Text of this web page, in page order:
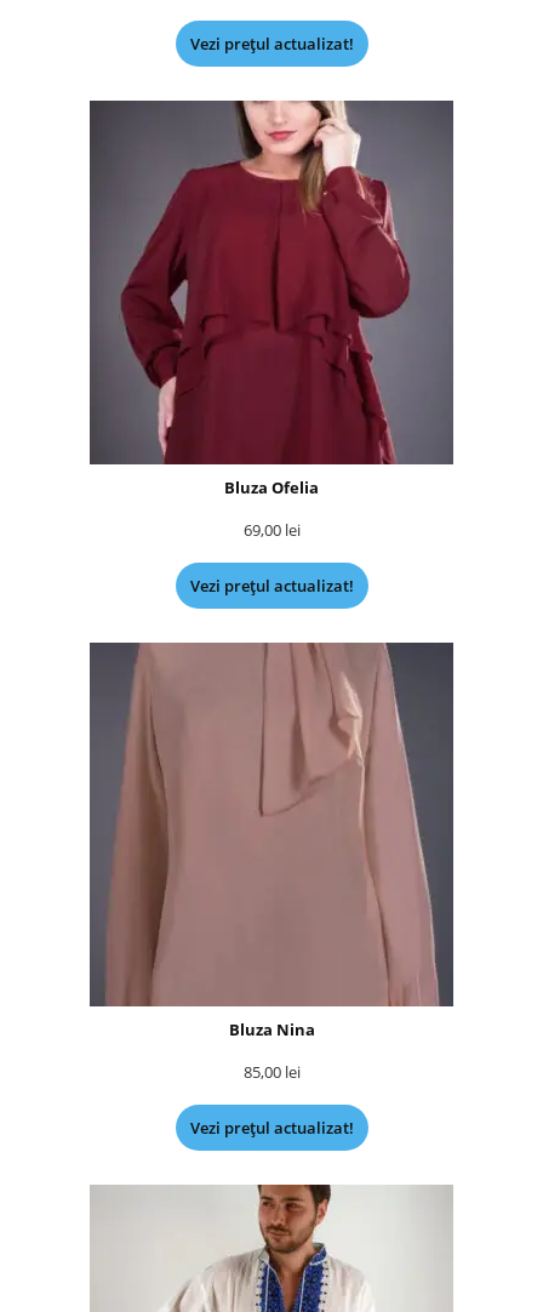
Vezi prețul actualizat!
Bluza Ofelia
69,00 lei
Vezi prețul actualizat!
Bluza Nina
85,00 lei
Vezi prețul actualizat!